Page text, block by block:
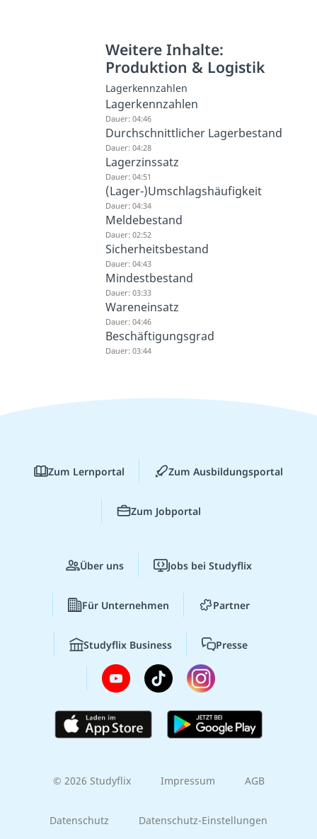
Weitere Inhalte:
Produktion & Logistik
Lagerkennzahlen
Lagerkennzahlen
Dauer: 04:46
Durchschnittlicher Lagerbestand
Dauer: 04:28
Lagerzinssatz
Dauer: 04:51
(Lager-)Umschlagshäufigkeit
Dauer: 04:34
Meldebestand
Dauer: 02:52
Sicherheitsbestand
Dauer: 04:43
Mindestbestand
Dauer: 03:33
Wareneinsatz
Dauer: 04:46
Beschäftigungsgrad
Dauer: 03:44
Zum Lernportal Zum Ausbildungsportal
Zum Jobportal
Über uns Jobs bei Studyflix
Für Unternehmen Partner
Studyflix Business Presse
© 2026 Studyflix Impressum AGB
Datenschutz Datenschutz-Einstellungen